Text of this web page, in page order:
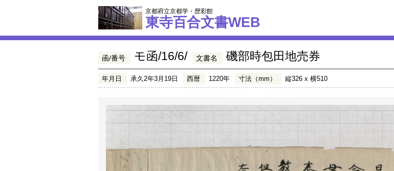
京都府立京都学・歴彩館
東寺百合文書WEB
函/番号 モ函/16/6/ 文書名 磯部時包田地売券
年月日 承久2年3月19日 西暦 1220年 寸法（mm） 縦326 x 横510